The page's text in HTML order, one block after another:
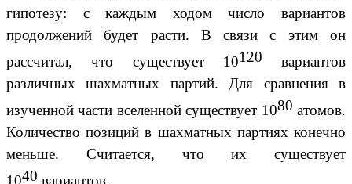
гипотезу: с каждым ходом число вариантов
продолжений будет расти. В связи с этим он
рассчитал, что существует 10120 вариантов
различных шахматных партий. Для сравнения в
изученной части вселенной существует 1080 атомов.
Количество позиций в шахматных партиях конечно
меньше. Считается, что их существует
1040 вариантов.